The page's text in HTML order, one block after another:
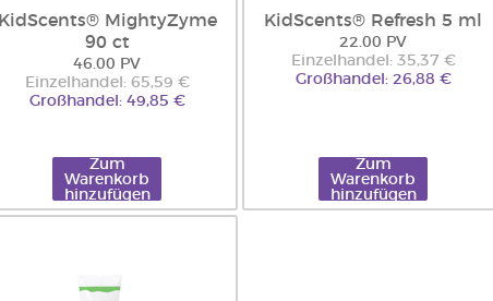
KidScents® MightyZyme
90 ct
46.00 PV
Einzelhandel: 65,59 €
Großhandel: 49,85 €
Zum
Warenkorb
hinzufügen
KidScents® Refresh 5 ml
22.00 PV
Einzelhandel: 35,37 €
Großhandel: 26,88 €
Zum
Warenkorb
hinzufügen